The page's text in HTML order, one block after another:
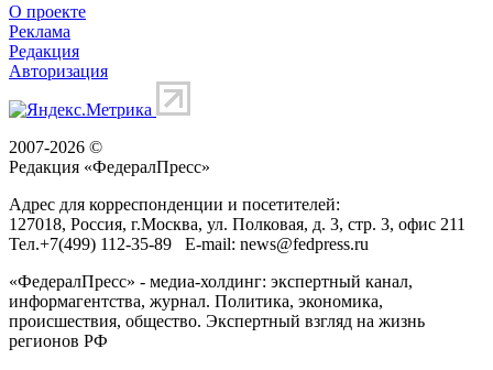
О проекте
Реклама
Редакция
Авторизация
2007-2026 ©
Редакция «ФедералПресс»
Адрес для корреспонденции и посетителей:
127018, Россия, г.Москва, ул. Полковая, д. 3, стр. 3, офис 211
Тел.+7(499) 112-35-89 E-mail: news@fedpress.ru
«ФедералПресс» - медиа-холдинг: экспертный канал,
информагентства, журнал. Политика, экономика,
происшествия, общество. Экспертный взгляд на жизнь
регионов РФ